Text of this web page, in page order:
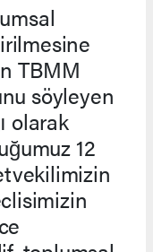
TBMM
söyleyen
olarak
12